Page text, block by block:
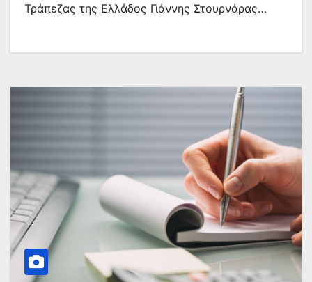
Τράπεζας της Ελλάδος Γιάννης Στουρνάρας…